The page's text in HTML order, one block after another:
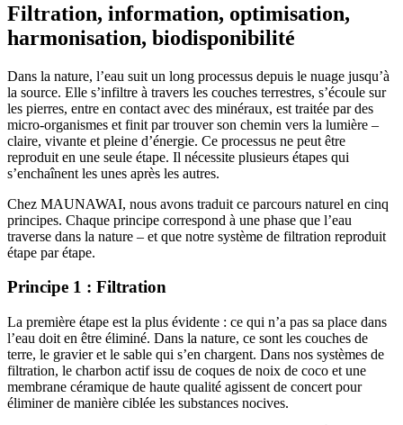
Filtration, information, optimisation,
harmonisation, biodisponibilité
Dans la nature, l’eau suit un long processus depuis le nuage jusqu’à
la source. Elle s’infiltre à travers les couches terrestres, s’écoule sur
les pierres, entre en contact avec des minéraux, est traitée par des
micro-organismes et finit par trouver son chemin vers la lumière –
claire, vivante et pleine d’énergie. Ce processus ne peut être
reproduit en une seule étape. Il nécessite plusieurs étapes qui
s’enchaînent les unes après les autres.
Chez MAUNAWAI, nous avons traduit ce parcours naturel en cinq
principes. Chaque principe correspond à une phase que l’eau
traverse dans la nature – et que notre système de filtration reproduit
étape par étape.
Principe 1 : Filtration
La première étape est la plus évidente : ce qui n’a pas sa place dans
l’eau doit en être éliminé. Dans la nature, ce sont les couches de
terre, le gravier et le sable qui s’en chargent. Dans nos systèmes de
filtration, le charbon actif issu de coques de noix de coco et une
membrane céramique de haute qualité agissent de concert pour
éliminer de manière ciblée les substances nocives.